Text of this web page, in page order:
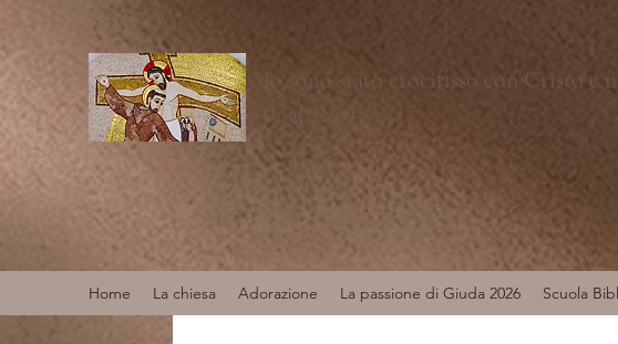
Io sono stato crocifisso con Cristo e
(Gal 2,20)
Home La chiesa Adorazione La passione di Giuda 2026 Scuola